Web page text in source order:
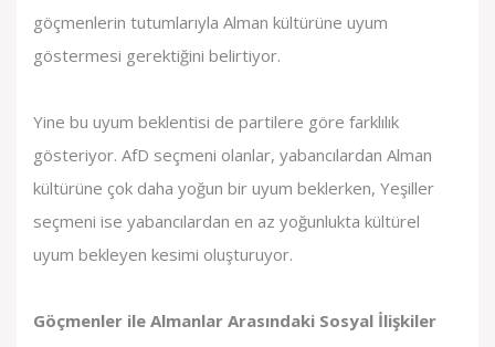
göçmenlerin tutumlarıyla Alman kültürüne uyum
göstermesi gerektiğini belirtiyor.
Yine bu uyum beklentisi de partilere göre farklılık
gösteriyor. AfD seçmeni olanlar, yabancılardan Alman
kültürüne çok daha yoğun bir uyum beklerken, Yeşiller
seçmeni ise yabancılardan en az yoğunlukta kültürel
uyum bekleyen kesimi oluşturuyor.
Göçmenler ile Almanlar Arasındaki Sosyal İlişkiler